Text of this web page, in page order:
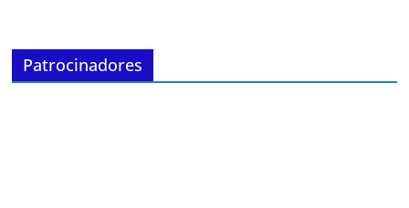
Patrocinadores